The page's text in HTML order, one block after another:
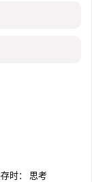
时： 思考